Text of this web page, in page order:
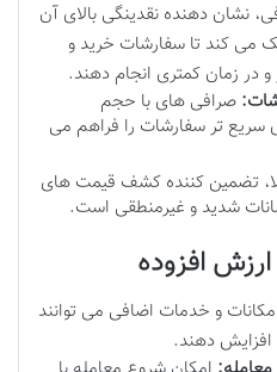
نشان دهنده نقدینگی بالای آن
می کند تا سفارشات خرید و
در زمان کمتری انجام دهند.
صرافی های با حجم
سریع تر سفارشات را فراهم می
تضمین کننده کشف قیمت های
شدید و غیرمنطقی است.
ارزش افزوده
و خدمات اضافی می توانند
افزایش دهند.